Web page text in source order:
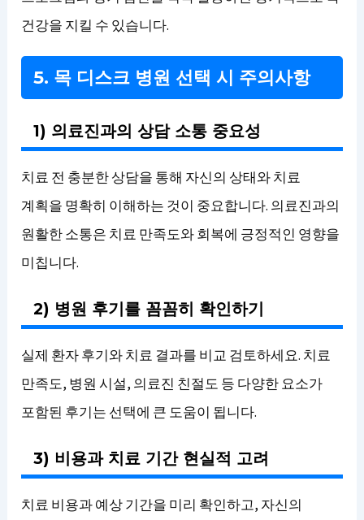
건강을 지킬 수 있습니다.
5. 목 디스크 병원 선택 시 주의사항
1) 의료진과의 상담 소통 중요성
치료 전 충분한 상담을 통해 자신의 상태와 치료
계획을 명확히 이해하는 것이 중요합니다. 의료진과의
원활한 소통은 치료 만족도와 회복에 긍정적인 영향을
미칩니다.
2) 병원 후기를 꼼꼼히 확인하기
실제 환자 후기와 치료 결과를 비교 검토하세요. 치료
만족도, 병원 시설, 의료진 친절도 등 다양한 요소가
포함된 후기는 선택에 큰 도움이 됩니다.
3) 비용과 치료 기간 현실적 고려
치료 비용과 예상 기간을 미리 확인하고, 자신의